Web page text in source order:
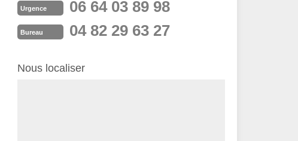
Urgence 06 64 03 89 98
Bureau 04 82 29 63 27
Nous localiser